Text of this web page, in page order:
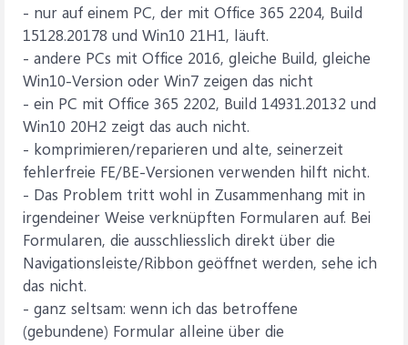
- nur auf einem PC, der mit Office 365 2204, Build
15128.20178 und Win10 21H1, läuft.
- andere PCs mit Office 2016, gleiche Build, gleiche
Win10-Version oder Win7 zeigen das nicht
- ein PC mit Office 365 2202, Build 14931.20132 und
Win10 20H2 zeigt das auch nicht.
- komprimieren/reparieren und alte, seinerzeit
fehlerfreie FE/BE-Versionen verwenden hilft nicht.
- Das Problem tritt wohl in Zusammenhang mit in
irgendeiner Weise verknüpften Formularen auf. Bei
Formularen, die ausschliesslich direkt über die
Navigationsleiste/Ribbon geöffnet werden, sehe ich
das nicht.
- ganz seltsam: wenn ich das betroffene
(gebundene) Formular alleine über die